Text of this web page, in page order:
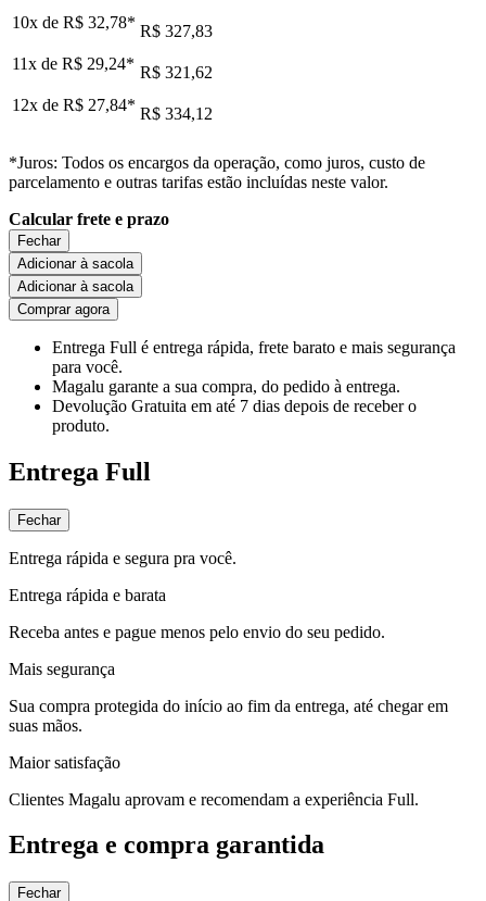
10x de R$ 32,78* R$ 327,83
11x de R$ 29,24* R$ 321,62
12x de R$ 27,84* R$ 334,12
*Juros: Todos os encargos da operação, como juros, custo de
parcelamento e outras tarifas estão incluídas neste valor.
Calcular frete e prazo
Fechar
Adicionar à sacola
Adicionar à sacola
Comprar agora
Entrega Full é entrega rápida, frete barato e mais segurança
para você.
Magalu garante a sua compra, do pedido à entrega.
Devolução Gratuita em até 7 dias depois de receber o
produto.
Entrega Full
Fechar
Entrega rápida e segura pra você.
Entrega rápida e barata
Receba antes e pague menos pelo envio do seu pedido.
Mais segurança
Sua compra protegida do início ao fim da entrega, até chegar em
suas mãos.
Maior satisfação
Clientes Magalu aprovam e recomendam a experiência Full.
Entrega e compra garantida
Fechar